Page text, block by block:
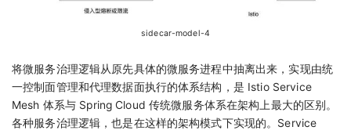
sidecar-model-4
将微服务治理逻辑从原先具体的微服务进程中抽离出来，实现由统
一控制面管理和代理数据面执行的体系结构，是 Istio Service
Mesh 体系与 Spring Cloud 传统微服务体系在架构上最大的区别。
各种服务治理逻辑，也是在这样的架构模式下实现的。Service